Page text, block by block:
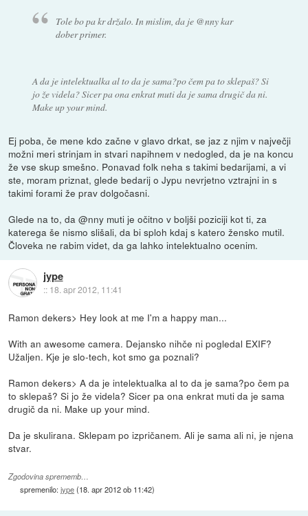
Tole bo pa kr držalo. In mislim, da je @nny kar
dober primer.
A da je intelektualka al to da je sama?po čem pa to sklepaš? Si
jo že videla? Sicer pa ona enkrat muti da je sama drugič da ni.
Make up your mind.
Ej poba, če mene kdo začne v glavo drkat, se jaz z njim v največji
možni meri strinjam in stvari napihnem v nedogled, da je na koncu
že vse skup smešno. Ponavad folk neha s takimi bedarijami, a vi
ste, moram priznat, glede bedarij o Jypu nevrjetno vztrajni in s
takimi forami že prav dolgočasni.
Glede na to, da @nny muti je očitno v boljši poziciji kot ti, za
katerega še nismo slišali, da bi sploh kdaj s katero žensko mutil.
Človeka ne rabim videt, da ga lahko intelektualno ocenim.
jype
:: 18. apr 2012, 11:41
Ramon dekers> Hey look at me I'm a happy man...
With an awesome camera. Dejansko nihče ni pogledal EXIF?
Užaljen. Kje je slo-tech, kot smo ga poznali?
Ramon dekers> A da je intelektualka al to da je sama?po čem pa
to sklepaš? Si jo že videla? Sicer pa ona enkrat muti da je sama
drugič da ni. Make up your mind.
Da je skulirana. Sklepam po izpričanem. Ali je sama ali ni, je njena
stvar.
Zgodovina sprememb…
spremenilo:jype(18. apr 2012 ob 11:42)